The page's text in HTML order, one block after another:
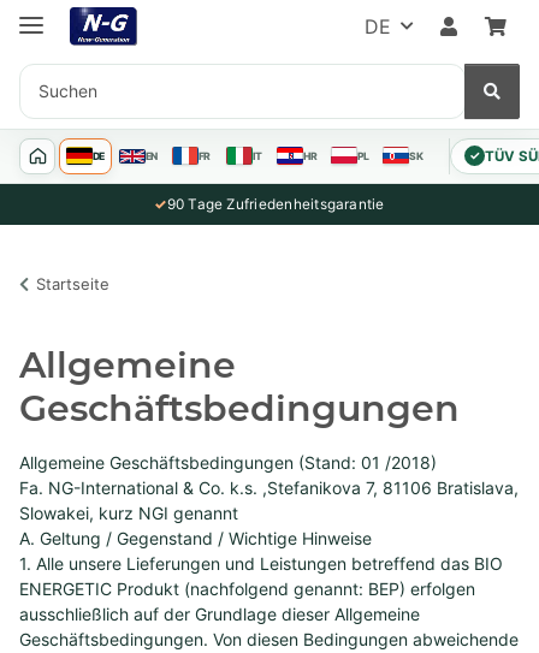
DE
DE EN FR IT HR PL SK ✓ TÜV
✓90 Tage Zufriedenheitsgarantie
Startseite
Allgemeine
Geschäftsbedingungen
Allgemeine Geschäftsbedingungen (Stand: 01 /2018)
Fa. NG-International & Co. k.s. ,Stefanikova 7, 81106 Bratislava,
Slowakei, kurz NGI genannt
A. Geltung / Gegenstand / Wichtige Hinweise
1. Alle unsere Lieferungen und Leistungen betreffend das BIO
ENERGETIC Produkt (nachfolgend genannt: BEP) erfolgen
ausschließlich auf der Grundlage dieser Allgemeine
Geschäftsbedingungen. Von diesen Bedingungen abweichende